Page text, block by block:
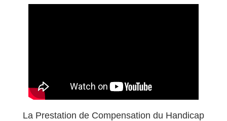
La Prestation de Compensation du Handicap